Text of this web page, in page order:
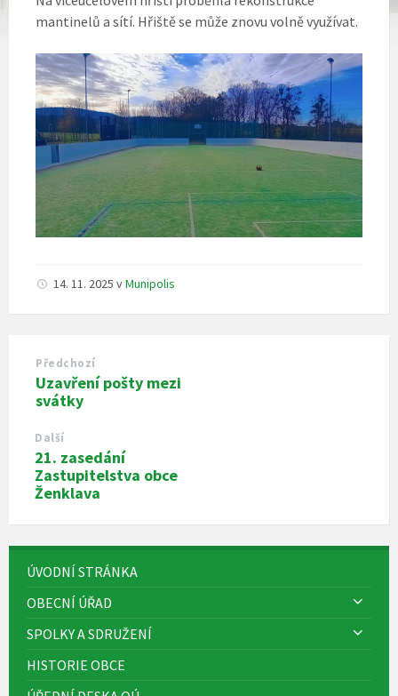
mantinelů a sítí. Hřiště se může znovu volně využívat.
14. 11. 2025 vMunipolis
Předchozí
Uzavření pošty mezi
svátky
Další
21. zasedání
Zastupitelstva obce
Ženklava
ÚVODNÍ STRÁNKA
OBECNÍ ÚŘAD
SPOLKY A SDRUŽENÍ
HISTORIE OBCE